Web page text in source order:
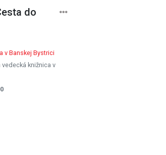
do
v Banskej Bystrici
knižnica v